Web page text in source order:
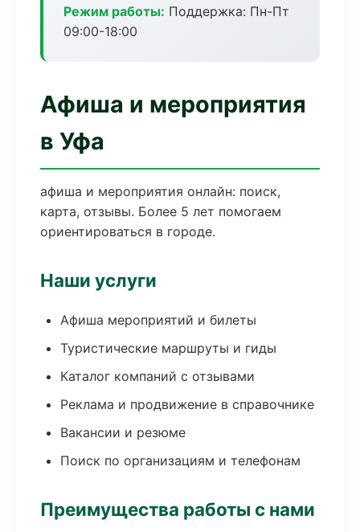
Режим работы: Поддержка: Пн-Пт
09:00-18:00
Афиша и мероприятия
в Уфа
афиша и мероприятия онлайн: поиск,
карта, отзывы. Более 5 лет помогаем
ориентироваться в городе.
Наши услуги
Афиша мероприятий и билеты
Туристические маршруты и гиды
Каталог компаний с отзывами
Реклама и продвижение в справочнике
Вакансии и резюме
Поиск по организациям и телефонам
Преимущества работы с нами